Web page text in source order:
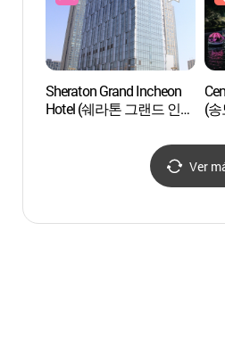
Sheraton Grand Incheon
Hotel (쉐라톤 그랜드 인천
(
Ver